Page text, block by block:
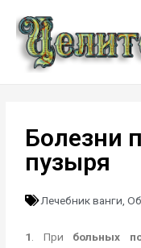
Болезни
пузыря
Лечебник ванги ,
1 . При больных